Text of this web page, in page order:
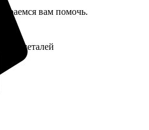
вам помочь.
деталей